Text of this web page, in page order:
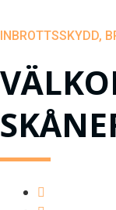
INBROTTSSKYDD,